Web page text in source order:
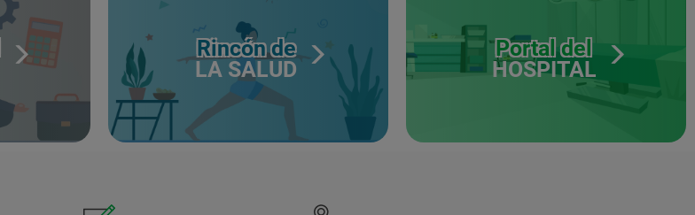
Rincón de
LA SALUD
Portal del
HOSPITAL